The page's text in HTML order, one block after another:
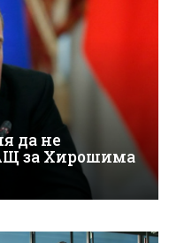
да не
за Хирошима